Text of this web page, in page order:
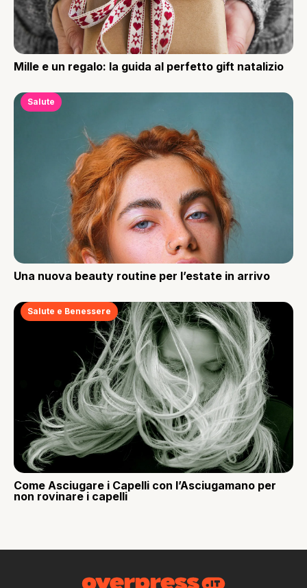
Mille e un regalo: la guida al perfetto gift natalizio
Salute
Una nuova beauty routine per l’estate in arrivo
Salute e Benessere
Come Asciugare i Capelli con l’Asciugamano per
non rovinare i capelli